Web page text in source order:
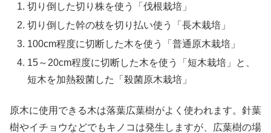
切り倒した切り株を使う「伐根栽培」
切り倒した幹の枝を切り払い使う「長木栽培」
100cm程度に切断した木を使う「普通原木栽培」
15～20cm程度に切断した木を使う「短木栽培」と、
短木を加熱殺菌した「殺菌原木栽培」
原木に使用できる木は落葉広葉樹がよく使われます。針葉
樹やイチョウなどでもキノコは発生しますが、広葉樹の場